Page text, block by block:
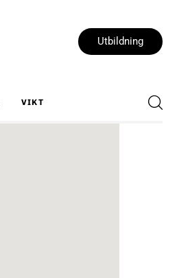
Utbildning
VIKT